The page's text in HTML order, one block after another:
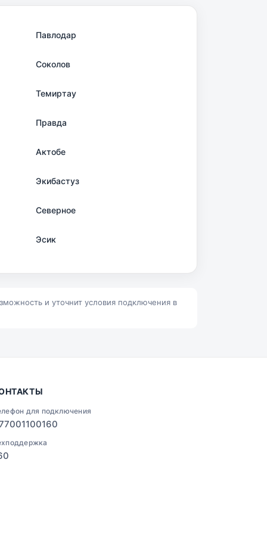
Павлодар
Соколов
Темиртау
Правда
Актобе
Экибастуз
Северное
Эсик
и уточнит условия подключения в
для подключения